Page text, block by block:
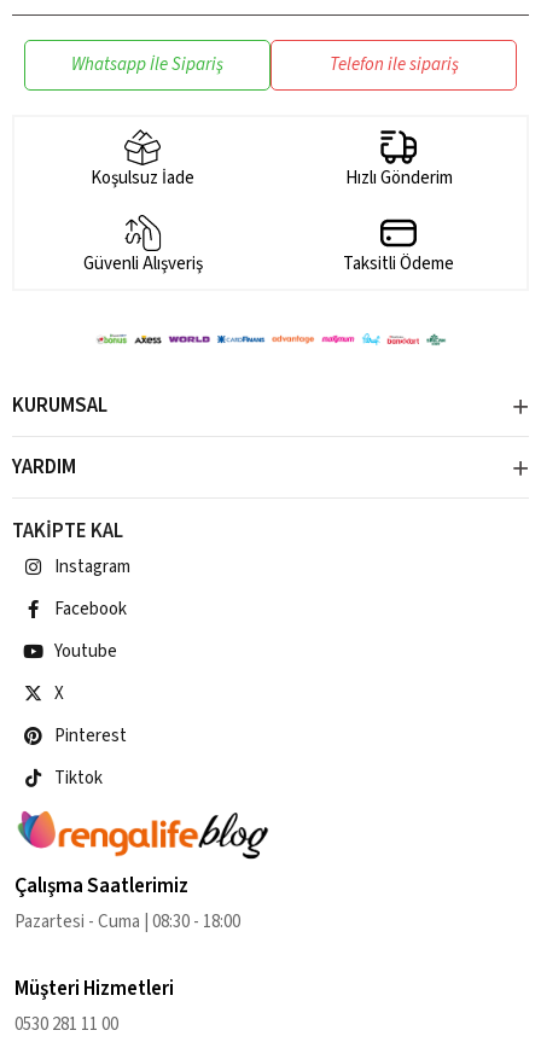
Whatsapp İle Sipariş Telefon ile sipariş
Koşulsuz İade Hızlı Gönderim
Güvenli Alışveriş Taksitli Ödeme
KURUMSAL
YARDIM
TAKİPTE KAL
Instagram
Facebook
Youtube
X
Pinterest
Tiktok
Çalışma Saatlerimiz
Pazartesi - Cuma | 08:30 - 18:00
Müşteri Hizmetleri
0530 281 11 00